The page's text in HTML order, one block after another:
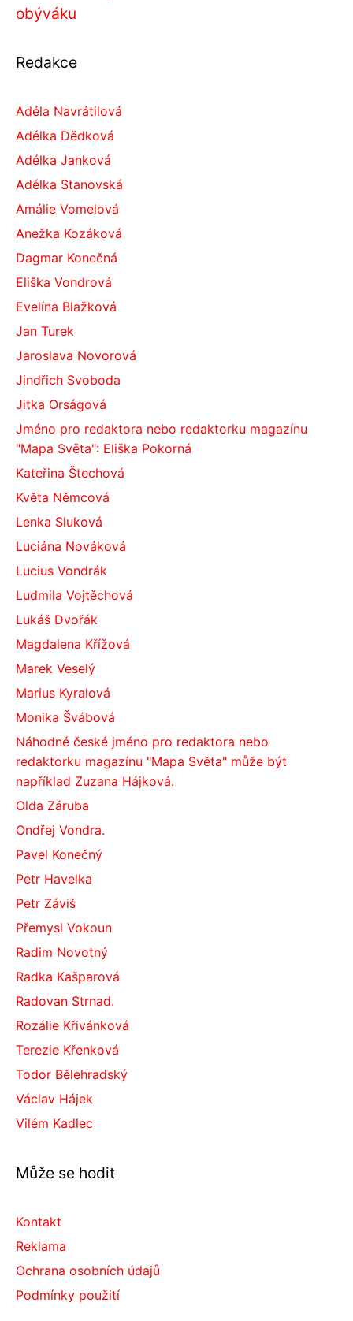
obýváku
Redakce
Adéla Navrátilová
Adélka Dědková
Adélka Janková
Adélka Stanovská
Amálie Vomelová
Anežka Kozáková
Dagmar Konečná
Eliška Vondrová
Evelína Blažková
Jan Turek
Jaroslava Novorová
Jindřich Svoboda
Jitka Orságová
Jméno pro redaktora nebo redaktorku magazínu
"Mapa Světa": Eliška Pokorná
Kateřina Štechová
Květa Němcová
Lenka Sluková
Luciána Nováková
Lucius Vondrák
Ludmila Vojtěchová
Lukáš Dvořák
Magdalena Křížová
Marek Veselý
Marius Kyralová
Monika Švábová
Náhodné české jméno pro redaktora nebo
redaktorku magazínu "Mapa Světa" může být
například Zuzana Hájková.
Olda Záruba
Ondřej Vondra.
Pavel Konečný
Petr Havelka
Petr Záviš
Přemysl Vokoun
Radim Novotný
Radka Kašparová
Radovan Strnad.
Rozálie Křivánková
Terezie Křenková
Todor Bělehradský
Václav Hájek
Vilém Kadlec
Může se hodit
Kontakt
Reklama
Ochrana osobních údajů
Podmínky použití